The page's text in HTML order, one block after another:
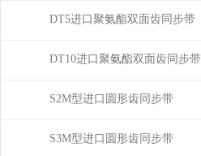
DT5进口聚氨酯双面齿同步带
DT10进口聚氨酯双面齿同步带
S2M型进口圆形齿同步带
S3M型进口圆形齿同步带